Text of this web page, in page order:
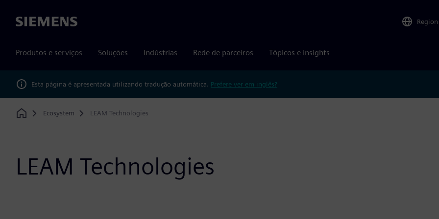
Siemens Region
Produtos e serviços Soluções Indústrias Rede de parceiros Tópicos e insights
Esta página é apresentada utilizando tradução automática. Prefere ver em inglês?
Home
Ecosystem LEAM Technologies
LEAM Technologies